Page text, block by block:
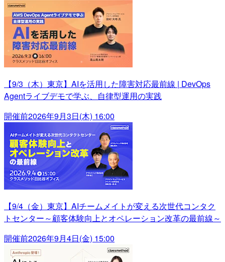
【9/3（木）東京】AIを活用した障害対応最前線 | DevOps
Agentライブデモで学ぶ、自律型運用の実践
開催前2026年9月3日(木) 16:00
【9/4（金）東京】AIチームメイトが変える次世代コンタク
トセンター～顧客体験向上とオペレーション改革の最前線～
開催前2026年9月4日(金) 15:00